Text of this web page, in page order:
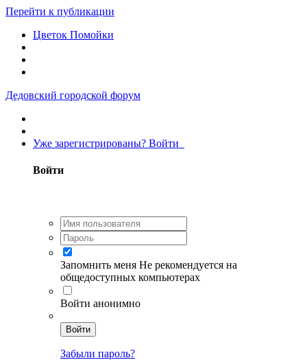
Перейти к публикации
Цветок Помойки
Дедовский городской форум
Уже зарегистрированы? Войти
Войти
Запомнить меня Не рекомендуется на
общедоступных компьютерах
Войти анонимно
Войти
Забыли пароль?